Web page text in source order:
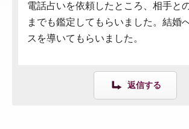
電話占いを依頼したところ、相手と
までも鑑定してもらいました。結婚
スを導いてもらいました。
返信する